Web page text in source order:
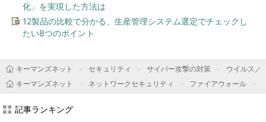
化」を実現した方法は
12製品の比較で分かる、生産管理システム選定でチェックし
たい8つのポイント
キーマンズネット セキュリティ サイバー攻撃の対策
ウイルス／
キーマンズネット
ネットワークセキュリティ ファイアウォール
記事ランキング